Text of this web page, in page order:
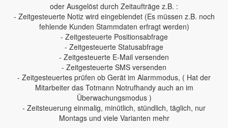
oder Ausgelöst durch Zeitaufträge z.B. :
- Zeitgesteuerte Notiz wird eingeblendet (Es müssen z.B. noch
fehlende Kunden Stammdaten erfragt werden)
- Zeitgesteuerte Positionsabfrage
- Zeitgesteuerte Statusabfrage
- Zeitgesteuerte E-Mail versenden
- Zeitgesteuerte SMS versenden
- Zeitgesteuertes prüfen ob Gerät im Alarmmodus, ( Hat der
Mitarbeiter das Totmann Notrufhandy auch an im
Überwachungsmodus )
- Zeitsteuerung einmalig, minütlich, stündlich, täglich, nur
Montags und viele Varianten mehr